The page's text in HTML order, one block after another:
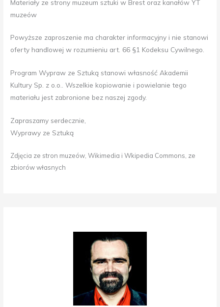
Materiały ze strony muzeum sztuki w Brest oraz kanałów YT
muzeów
Powyższe zaproszenie ma charakter informacyjny i nie stanowi
oferty handlowej w rozumieniu art. 66 §1 Kodeksu Cywilnego.
Program Wypraw ze Sztuką stanowi własność Akademii
Kultury Sp. z o.o.. Wszelkie kopiowanie i powielanie tego
materiału jest zabronione bez naszej zgody.
Zapraszamy serdecznie,
Wyprawy ze Sztuką
Zdjęcia ze stron muzeów, Wikimedia i Wkipedia Commons, ze
zbiorów własnych